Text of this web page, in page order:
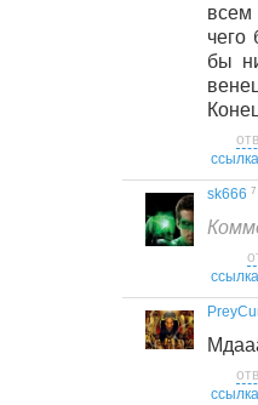
чего
бы
ссылка
sk666 7
ссылка
ссылка